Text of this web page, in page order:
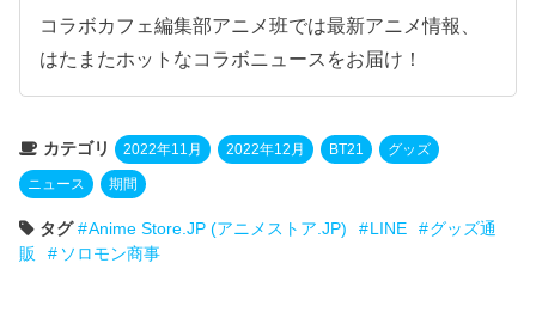
コラボカフェ編集部アニメ班では最新アニメ情報、
はたまたホットなコラボニュースをお届け！
カテゴリ 2022年11月 2022年12月 BT21 グッズ
ニュース 期間
タグ Anime Store.JP (アニメストア.JP) LINE
グッズ通
販
ソロモン商事